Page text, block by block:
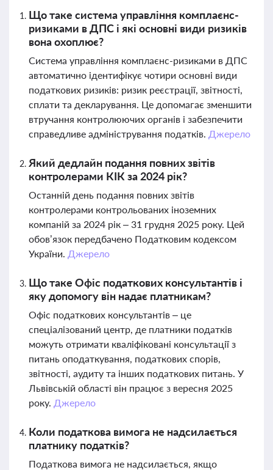
Що таке система управління комплаєнс-
ризиками в ДПС і які основні види ризиків
вона охоплює?
Система управління комплаєнс-ризиками в ДПС
автоматично ідентифікує чотири основні види
податкових ризиків: ризик реєстрації, звітності,
сплати та декларування. Це допомагає зменшити
втручання контролюючих органів і забезпечити
справедливе адміністрування податків. Джерело
Який дедлайн подання повних звітів
контролерами КІК за 2024 рік?
Останній день подання повних звітів
контролерами контрольованих іноземних
компаній за 2024 рік – 31 грудня 2025 року. Цей
обов’язок передбачено Податковим кодексом
України. Джерело
Що таке Офіс податкових консультантів і
яку допомогу він надає платникам?
Офіс податкових консультантів – це
спеціалізований центр, де платники податків
можуть отримати кваліфіковані консультації з
питань оподаткування, податкових спорів,
звітності, аудиту та інших податкових питань. У
Львівській області він працює з вересня 2025
року. Джерело
Коли податкова вимога не надсилається
платнику податків?
Податкова вимога не надсилається, якщо